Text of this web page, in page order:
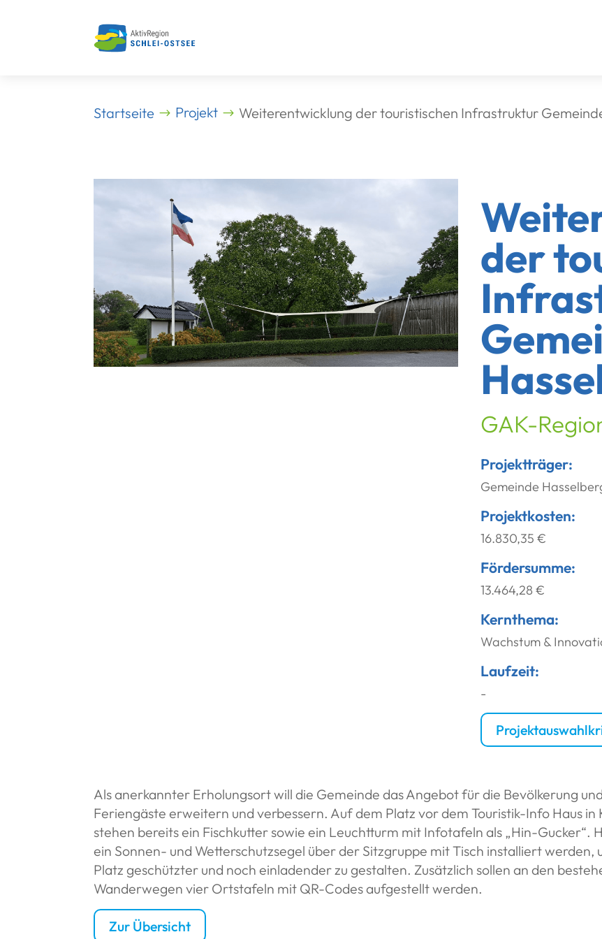
Startseite Projekt Weiterentwicklung der touristischen Infrastruktur
der
GAK-
Projektträger:
Gemeinde
Projektkosten:
16.830,35 €
Fördersumme:
13.464,28 €
Kernthema:
Wachstum &
Laufzeit:
-
Als anerkannter Erholungsort will die Gemeinde das Angebot für die Bevölkerung
Feriengäste erweitern und verbessern. Auf dem Platz vor dem Touristik-Info Haus in
stehen bereits ein Fischkutter sowie ein Leuchtturm mit Infotafeln als „Hin-Gucker“.
ein Sonnen- und Wetterschutzsegel über der Sitzgruppe mit Tisch installiert werden,
Platz geschützter und noch einladender zu gestalten. Zusätzlich sollen an den
Wanderwegen vier Ortstafeln mit QR-Codes aufgestellt werden.
Zur Übersicht